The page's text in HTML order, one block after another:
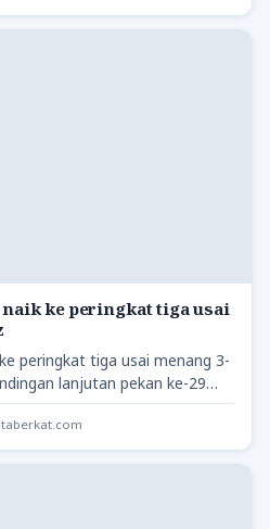
ke peringkat tiga usai
peringkat tiga usai menang 3-
lanjutan pekan ke-29